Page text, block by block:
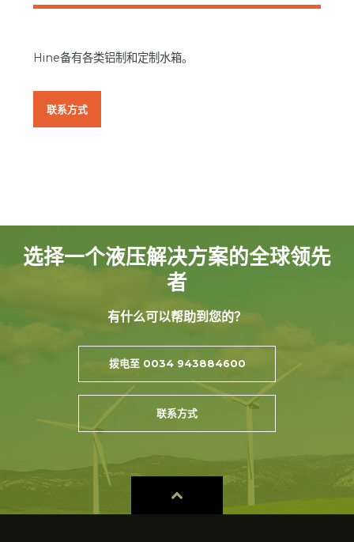
Hine备有各类铝制和定制水箱。
联系方式
选择一个液压解决方案的全球领先
者
有什么可以帮助到您的？
拨电至 0034 943884600
联系方式